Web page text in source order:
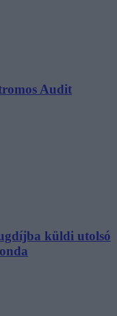
Audit
küldi utolsó